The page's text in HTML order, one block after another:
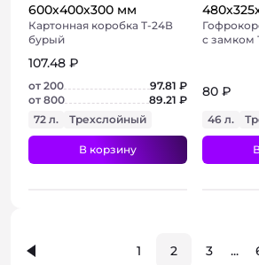
600х400х300 мм
Картонная коробка Т-24В
бурый
107.48 ₽
от 200
97.81 ₽
от 800
89.21 ₽
72 л.
Трехслойный
В корзину
с замком
80 ₽
46 л.
1 2 3 ...